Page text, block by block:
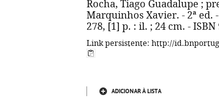
Rocha, Tiago Guadalupe ;
Marquinhos Xavier. - 2ª ed.
278, [1] p. : il. ; 24 cm. - ISBN
Link persistente: http://
ADICIONAR À LISTA